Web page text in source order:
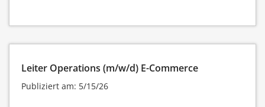
Leiter Operations (m/w/d) E-Commerce
Publiziert am: 5/15/26